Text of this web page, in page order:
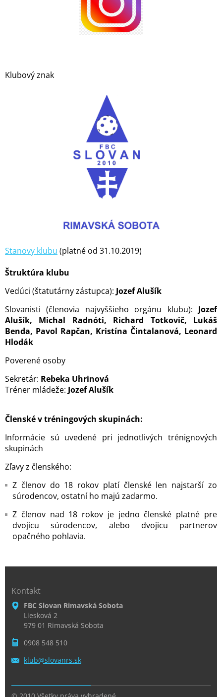
Klubový znak
Stanovy klubu (platné od 31.10.2019)
Štruktúra klubu
Vedúci (štatutárny zástupca): Jozef Alušík
Slovanisti (členovia najvyššieho orgánu klubu): Jozef
Alušík, Michal Radnóti, Richard Totkovič, Lukáš
Benda, Pavol Rapčan, Kristína Čintalanová, Leonard
Hlodák
Poverené osoby
Sekretár: Rebeka Uhrinová
Tréner mládeže: Jozef Alušík
Členské v tréningových skupinách:
Informácie sú uvedené pri jednotlivých trénignových
skupinách
Zľavy z členského:
Z členov do 18 rokov platí členské len najstarší zo
súrodencov, ostatní ho majú zadarmo.
Z členov nad 18 rokov je jedno členské platné pre
dvojicu súrodencov, alebo dvojicu partnerov
opačného pohlavia.
Kontakt
FBC Slovan Rimavská Sobota
Liesková 2
979 01 Rimavská Sobota
0908 548 510
klub@slovanrs.sk